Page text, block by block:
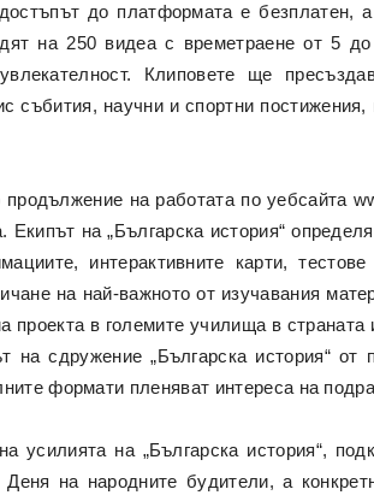
до платформата е безплатен,
на 250 видеа с времетраене от 5
Клиповете ще
събития, научни и спортни
на работата по уебсайта
Екипът на „Българска история“
интерактивните карти,
на най-важното от изучавания
проекта в големите училища в
на сдружение „Българска история“
формати пленяват интереса на
усилията на „Българска история“,
на народните будители, а